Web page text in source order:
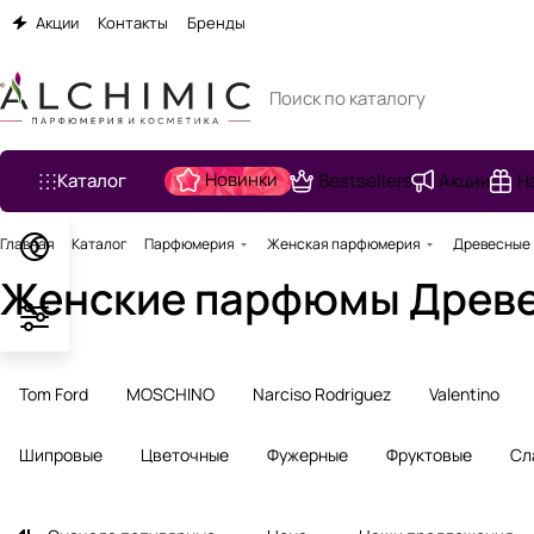
Акции Контакты Бренды
Каталог Новинки Bestsellers Акции
Главная Каталог Парфюмерия Женская парфюмерия Древесные
Женские парфюмы
Tom Ford MOSCHINO Narciso Rodriguez Valentino
Шипровые Цветочные Фужерные Фруктовые